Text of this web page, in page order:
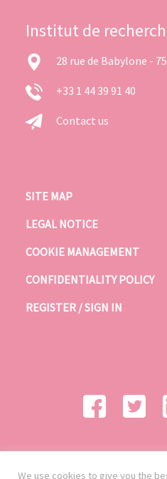
Institut de
28 rue de Babylone -
+33 1 44 39 91 40
Contact us
SITE MAP
LEGAL NOTICE
COOKIE MANAGEMENT
CONFIDENTIALITY POLICY
REGISTER / SIGN IN
We use cookies to give you the